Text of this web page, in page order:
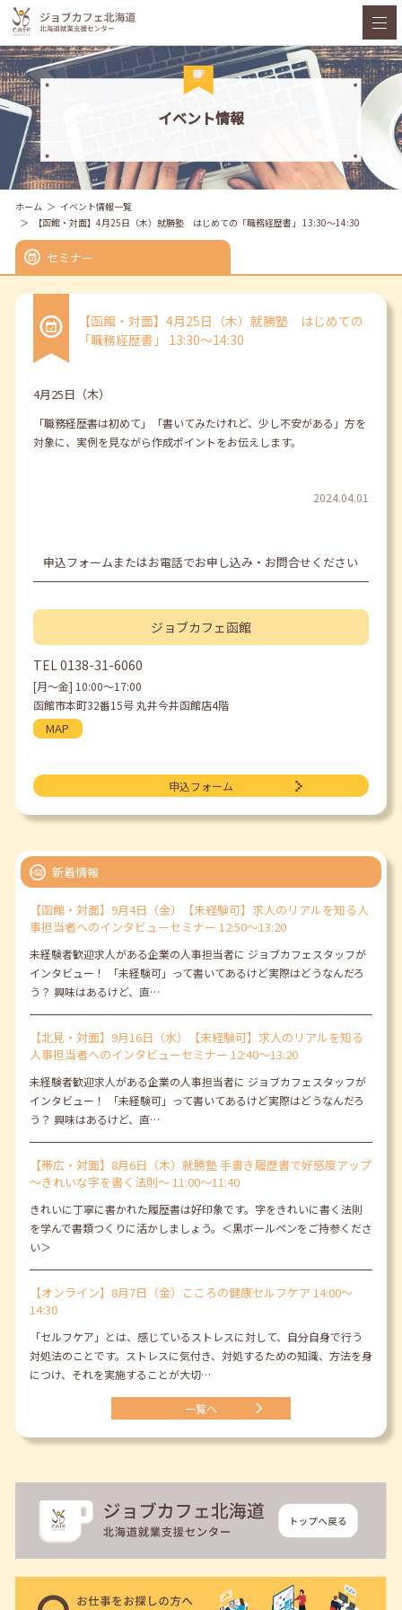
イベント情報
ホーム
イベント情報一覧
【函館・対面】4月25日（木）就勝塾 はじめての「職務経歴書」 13:30～14:30
セミナー
【函館・対面】4月25日（木）就勝塾 はじめての
「職務経歴書」 13:30～14:30
4月25日（木）
「職務経歴書は初めて」「書いてみたけれど、少し不安がある」方を
対象に、実例を見ながら作成ポイントをお伝えします。
2024.04.01
申込フォームまたはお電話でお申し込み・お問合せください
ジョブカフェ函館
TEL0138-31-6060
[月〜金] 10:00〜17:00
函館市本町32番15号 丸井今井函館店4階
MAP
申込フォーム
新着情報
【函館・対面】9月4日（金）【未経験可】求人のリアルを知る人
事担当者へのインタビューセミナー 12:50～13:20
未経験者歓迎求人がある企業の人事担当者に ジョブカフェスタッフが
インタビュー！ 「未経験可」って書いてあるけど実際はどうなんだろ
う？ 興味はあるけど、直…
【北見・対面】9月16日（水）【未経験可】求人のリアルを知る
人事担当者へのインタビューセミナー 12:40～13:20
未経験者歓迎求人がある企業の人事担当者に ジョブカフェスタッフが
インタビュー！ 「未経験可」って書いてあるけど実際はどうなんだろ
う？ 興味はあるけど、直…
【帯広・対面】8月6日（木）就勝塾 手書き履歴書で好感度アップ
～きれいな字を書く法則～ 11:00～11:40
きれいに丁寧に書かれた履歴書は好印象です。字をきれいに書く法則
を学んで書類つくりに活かしましょう。＜黒ボールペンをご持参くださ
い＞
【オンライン】8月7日（金）こころの健康セルフケア 14:00～
14:30
「セルフケア」とは、感じているストレスに対して、自分自身で行う
対処法のことです。ストレスに気付き、対処するための知識、方法を身
につけ、それを実施することが大切…
一覧へ